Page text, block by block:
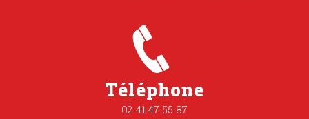
Téléphone
02 41 47 55 87